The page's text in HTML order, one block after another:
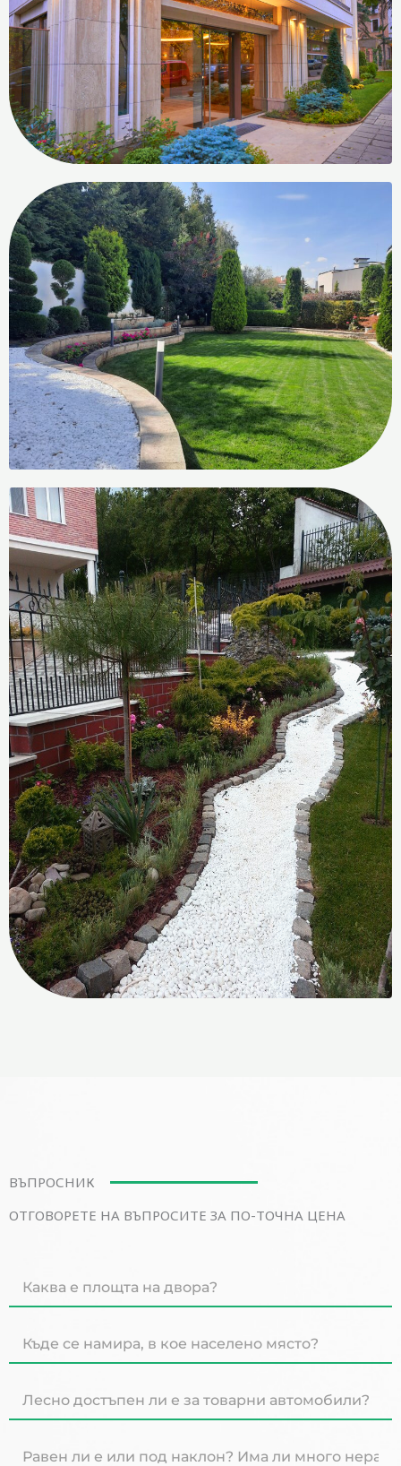
ВЪПРОСНИК
ОТГОВОРЕТЕ НА ВЪПРОСИТЕ ЗА ПО-ТОЧНА ЦЕНА